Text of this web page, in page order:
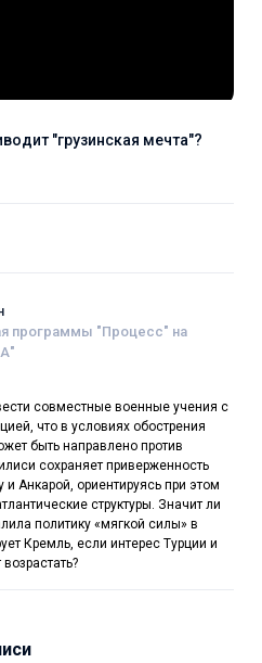
"грузинская мечта"?
программы "Процесс" на
совместные военные учения с
что в условиях обострения
быть направлено против
сохраняет приверженность
и Анкарой, ориентируясь при этом
структуры. Значит ли
политику «мягкой силы» в
Кремль, если интерес Турции и